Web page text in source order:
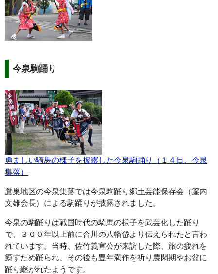
今泉駒踊り
勇ましい騎馬の様子を披露した今泉駒踊り（１４日、今泉
集落）
鷹巣地区の今泉集落では今泉駒踊り郷土芸能保存会（簾内
文雄会長）による駒踊りが披露されました。
今泉の駒踊りは戦国時代の騎馬の様子を武芸化した踊り
で、３００年以上前に合川の八幡岱より伝えられたと言わ
れています。当時、佐竹義宣公が来訪した際、旅の疲れを
癒すため踊られ、その後も豊年満作を祈り農閑期やお盆に
踊り継がれたようです。